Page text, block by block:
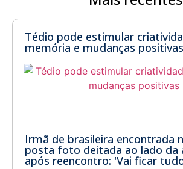
Tédio pode estimular
memória e mudanças positivas
Irmã de brasileira encontrada
posta foto deitada ao lado da
após reencontro: 'Vai ficar